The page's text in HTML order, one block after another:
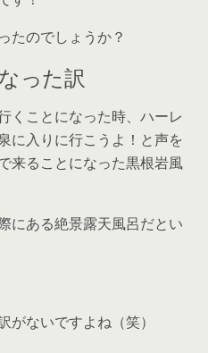
たのでしょうか？
った訳
くことになった時、ハーレ
に入りに行こうよ！と声を
来ることになった黒根岩風
にある絶景露天風呂だとい
がないですよね（笑）